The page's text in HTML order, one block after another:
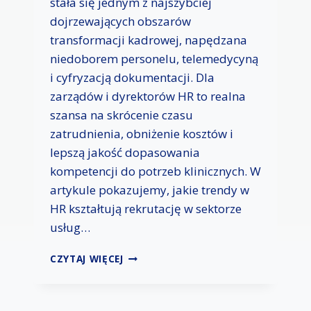
S
T
E
T
Y
Z
A
C
J
A
K
S
Ę
G
O
O
dojrzewających obszarów
transformacji kadrowej, napędzana
niedoborem personelu, telemedycyną
i cyfryzacją dokumentacji. Dla
zarządów i dyrektorów HR to realna
szansa na skrócenie czasu
zatrudnienia, obniżenie kosztów i
lepszą jakość dopasowania
kompetencji do potrzeb klinicznych. W
artykule pokazujemy, jakie trendy w
HR kształtują rekrutację w sektorze
usług…
CZYTAJ WIĘCEJ N